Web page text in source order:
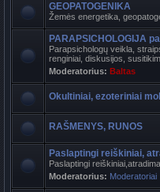
GEOPATOGENIKA
Žemės energetika,
PARAPSICHOLOGIJA
Parapsichologų veikla,
renginiai, diskusijos,
Moderatorius: Baltas
Okultiniai, ezoteriniai
RAŠMENYS, RUNOS
Paslaptingi reiškiniai,
Paslaptingi
Moderatorius: Moderatoriai